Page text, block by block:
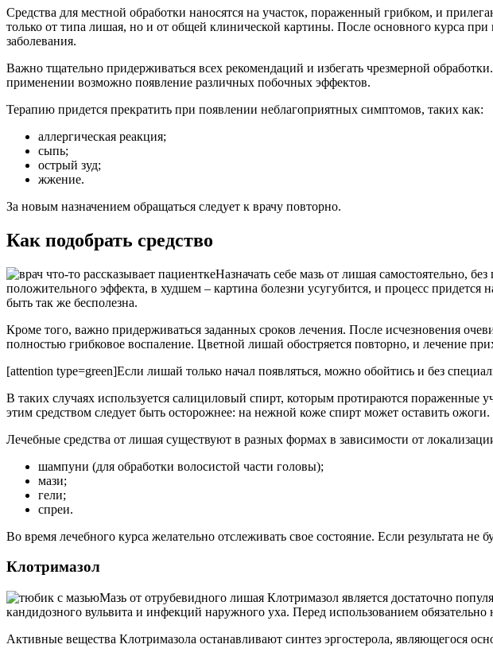
Средства для местной обработки наносятся на участок, пораженный грибком, и
только от типа лишая, но и от общей клинической картины. После основного курса
заболевания.
Важно тщательно придерживаться всех рекомендаций и избегать чрезмерной
применении возможно появление различных побочных эффектов.
Терапию придется прекратить при появлении неблагоприятных симптомов, таких как:
аллергическая реакция;
сыпь;
острый зуд;
жжение.
За новым назначением обращаться следует к врачу повторно.
Как подобрать средство
Назначать себе мазь от лишая самостоятельно,
положительного эффекта, в худшем – картина болезни усугубится, и процесс придется
быть так же бесполезна.
Кроме того, важно придерживаться заданных сроков лечения. После исчезновения
полностью грибковое воспаление. Цветной лишай обостряется повторно, и лечение
[attention type=green]Если лишай только начал появляться, можно обойтись и без
В таких случаях используется салициловый спирт, которым протираются пораженные
этим средством следует быть осторожнее: на нежной коже спирт может оставить ожоги.
Лечебные средства от лишая существуют в разных формах в зависимости от
шампуни (для обработки волосистой части головы);
мази;
гели;
спреи.
Во время лечебного курса желательно отслеживать свое состояние. Если результата не
Клотримазол
Мазь от отрубевидного лишая Клотримазол является достаточно
кандидозного вульвита и инфекций наружного уха. Перед использованием
Активные вещества Клотримазола останавливают синтез эргостерола, являющегося